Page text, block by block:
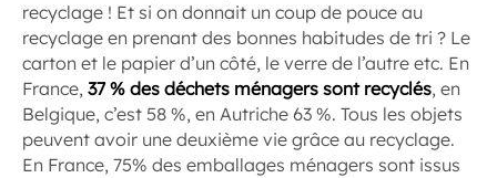
recyclage ! Et si on donnait un coup de pouce au
recyclage en prenant des bonnes habitudes de tri ? Le
carton et le papier d’un côté, le verre de l’autre etc. En
France, 37 % des déchets ménagers sont recyclés, en
Belgique, c’est 58 %, en Autriche 63 %. Tous les objets
peuvent avoir une deuxième vie grâce au recyclage.
En France, 75% des emballages ménagers sont issus